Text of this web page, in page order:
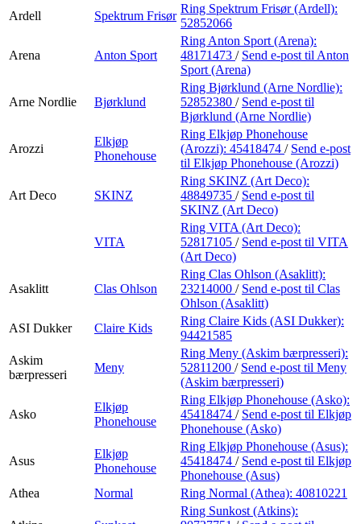
Ardell
Spektrum Frisør
Ring Spektrum Frisør (Ardell):
52852066
Arena Anton Sport
Ring Anton Sport (Arena):
48171473 / Send e-post til Anton
Sport (Arena)
Arne Nordlie Bjørklund
Ring Bjørklund (Arne Nordlie):
52852380 / Send e-post til
Bjørklund (Arne Nordlie)
Arozzi
Elkjøp
Phonehouse
Ring Elkjøp Phonehouse
(Arozzi): 45418474 / Send e-post
til Elkjøp Phonehouse (Arozzi)
Art Deco SKINZ
Ring SKINZ (Art Deco):
48849735 / Send e-post til
SKINZ (Art Deco)
VITA
Ring VITA (Art Deco):
52817105 / Send e-post til VITA
(Art Deco)
Asaklitt Clas Ohlson
Ring Clas Ohlson (Asaklitt):
23214000 / Send e-post til Clas
Ohlson (Asaklitt)
ASI Dukker
Claire Kids
Ring Claire Kids (ASI Dukker):
94421585
Askim
bærpresseri
Meny
Ring Meny (Askim bærpresseri):
52811200 / Send e-post til Meny
(Askim bærpresseri)
Asko
Elkjøp
Phonehouse
Ring Elkjøp Phonehouse (Asko):
45418474 / Send e-post til Elkjøp
Phonehouse (Asko)
Asus
Elkjøp
Phonehouse
Ring Elkjøp Phonehouse (Asus):
45418474 / Send e-post til Elkjøp
Phonehouse (Asus)
Athea
Normal Ring Normal (Athea): 40810221
Ring Sunkost (Atkins):